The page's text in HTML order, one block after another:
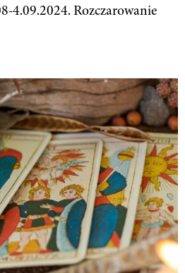
4.09.2024. Rozczarowanie